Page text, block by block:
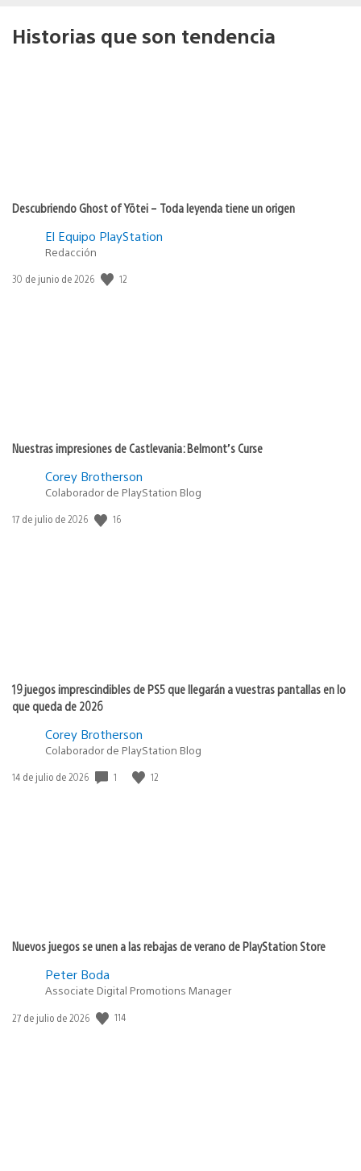
Historias que son tendencia
Descubriendo Ghost of Yōtei – Toda leyenda tiene un origen
El Equipo PlayStation
Redacción
Fecha
30 de junio de 2026 12
Nuestras impresiones de Castlevania: Belmont’s Curse
Corey Brotherson
Colaborador de PlayStation Blog
Fecha
17 de julio de 2026 16
19 juegos imprescindibles de PS5 que llegarán a vuestras pantallas en lo
que queda de 2026
Corey Brotherson
Colaborador de PlayStation Blog
Fecha
14 de julio de 2026 1 12
Nuevos juegos se unen a las rebajas de verano de PlayStation Store
Peter Boda
Associate Digital Promotions Manager
Fecha
27 de julio de 2026 114